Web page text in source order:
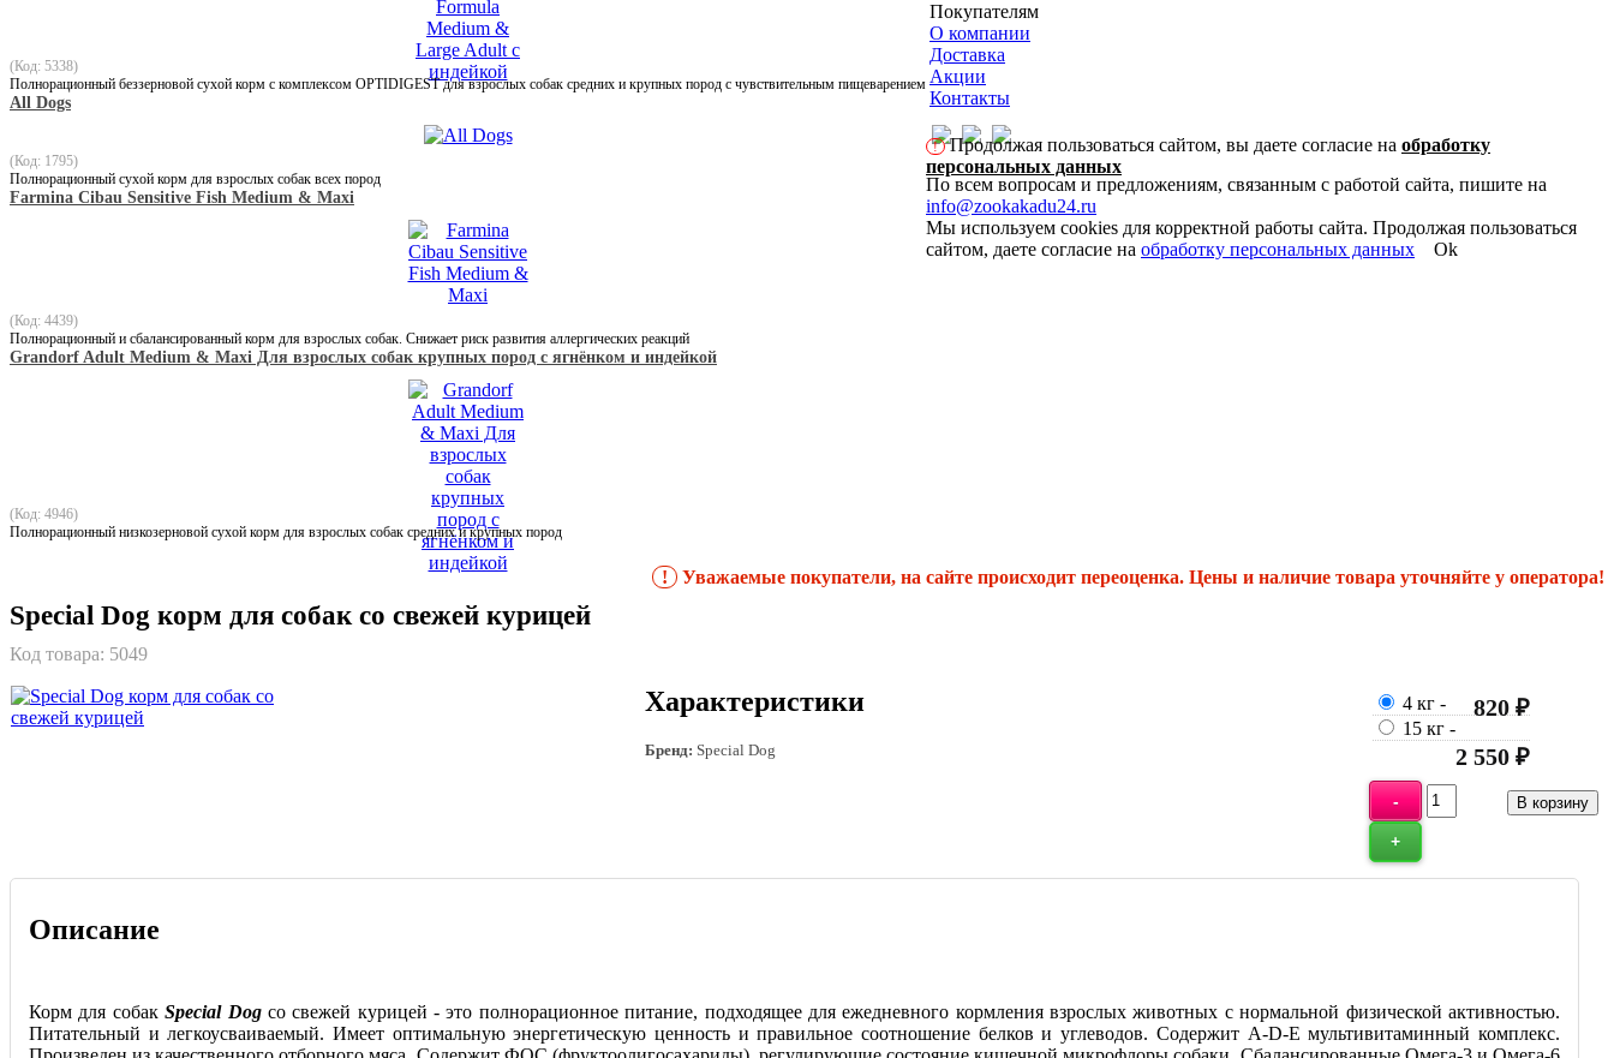
(Код: 5338)
Полнорационный беззерновой сухой корм с комплексом OPTIDIGEST для взрослых собак средних и крупных пород с чувствительным пищеварением
All Dogs
(Код: 1795)
Полнорационный сухой корм для взрослых собак всех пород
Farmina Cibau Sensitive Fish Medium & Maxi
(Код: 4439)
Полнорационный и сбалансированный корм для взрослых собак. Снижает риск развития аллергических реакций
Grandorf Adult Medium & Maxi Для взрослых собак крупных пород с ягнёнком и индейкой
(Код: 4946)
Полнорационный низкозерновой сухой корм для взрослых собак средних и крупных пород
! Уважаемые покупатели, на сайте происходит переоценка. Цены и наличие товара уточняйте у оператора!
Special Dog корм для собак со свежей курицей
Код товара: 5049
Характеристики
Бренд: Special Dog
4 кг - 820 ₽
15 кг -
2 550 ₽
Описание
Корм для собакSpecial Dogсо свежей курицей - это полнорационное питание, подходящее для ежедневного кормления взрослых животных с нормальной физической активностью.
Питательный и легкоусваиваемый. Имеет оптимальную энергетическую ценность и правильное соотношение белков и углеводов. Содержит A-D-E мультивитаминный комплекс.
Покупателям
О компании
Доставка
Акции
Контакты
! Продолжая пользоваться сайтом, вы даете согласие на обработку
персональных данных
По всем вопросам и предложениям, связанным с работой сайта, пишите на
info@zookakadu24.ru
Мы используем cookies для корректной работы сайта. Продолжая пользоваться
сайтом, даете согласие на обработку персональных данных Ok